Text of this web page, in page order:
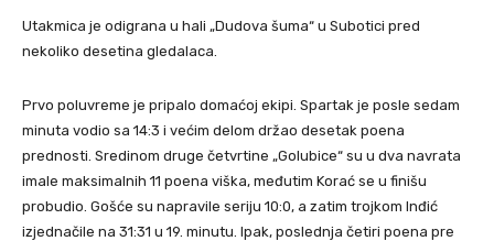
Utakmica je odigrana u hali „Dudova šuma“ u Subotici pred
nekoliko desetina gledalaca.
Prvo poluvreme je pripalo domaćoj ekipi. Spartak je posle sedam
minuta vodio sa 14:3 i većim delom držao desetak poena
prednosti. Sredinom druge četvrtine „Golubice“ su u dva navrata
imale maksimalnih 11 poena viška, međutim Korać se u finišu
probudio. Gošće su napravile seriju 10:0, a zatim trojkom Inđić
izjednačile na 31:31 u 19. minutu. Ipak, poslednja četiri poena pre